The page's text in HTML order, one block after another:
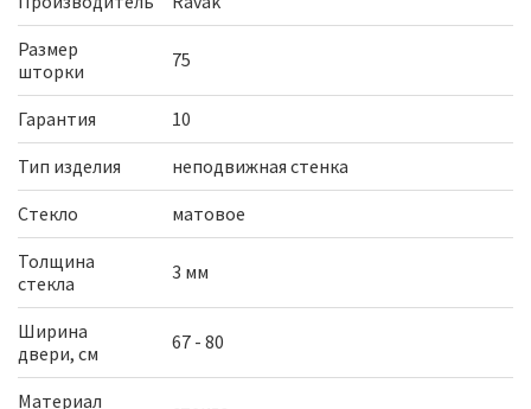
Размер
шторки
75
Гарантия
10
Тип изделия
неподвижная стенка
Стекло
матовое
Толщина
стекла
3 мм
Ширина
двери, см
67 - 80
Материал